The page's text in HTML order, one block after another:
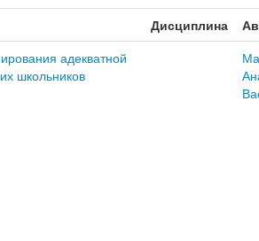
Дисциплина
адекватной
школьников